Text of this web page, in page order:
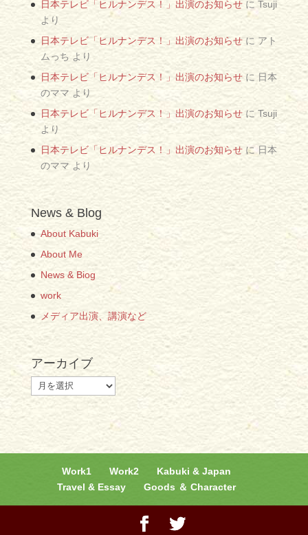
日本テレビ「ヒルナンデス！」出演のお知らせに Tsuji
より
日本テレビ「ヒルナンデス！」出演のお知らせに アト
ムっち より
日本テレビ「ヒルナンデス！」出演のお知らせに 日本
のママ より
日本テレビ「ヒルナンデス！」出演のお知らせに Tsuji
より
日本テレビ「ヒルナンデス！」出演のお知らせに 日本
のママより
News & Blog
About Kabuki
About Me
News & Biog
work
メディア出演、講演など
アーカイブ
ー
Work1 Work2
Kabuki & Japan
Travel & Essay
Goods ＆ Character